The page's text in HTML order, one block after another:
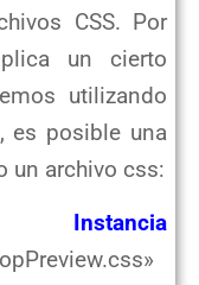
CSS. Por
un cierto
utilizando
es posible una
un archivo css:
Instancia